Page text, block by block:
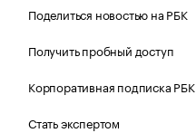
Поделиться новостью на РБК
Получить пробный доступ
Корпоративная подписка РБК
Стать экспертом